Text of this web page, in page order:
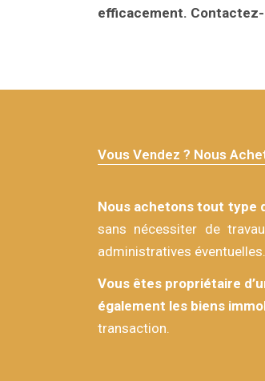
efficacement. Contactez-
Vous Vendez ? Nous
Nous achetons tout type
sans nécessiter de
administratives éventuelles.
Vous êtes propriétaire
également les biens
transaction.